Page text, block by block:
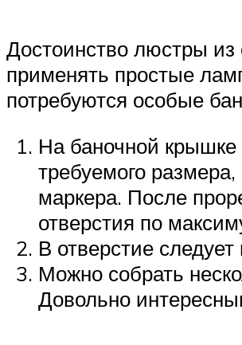
Достоинство люстры из
применять простые
потребуются особые
На баночной крышке
требуемого
маркера. После
отверстия по
В отверстие
Можно собрать
Довольно